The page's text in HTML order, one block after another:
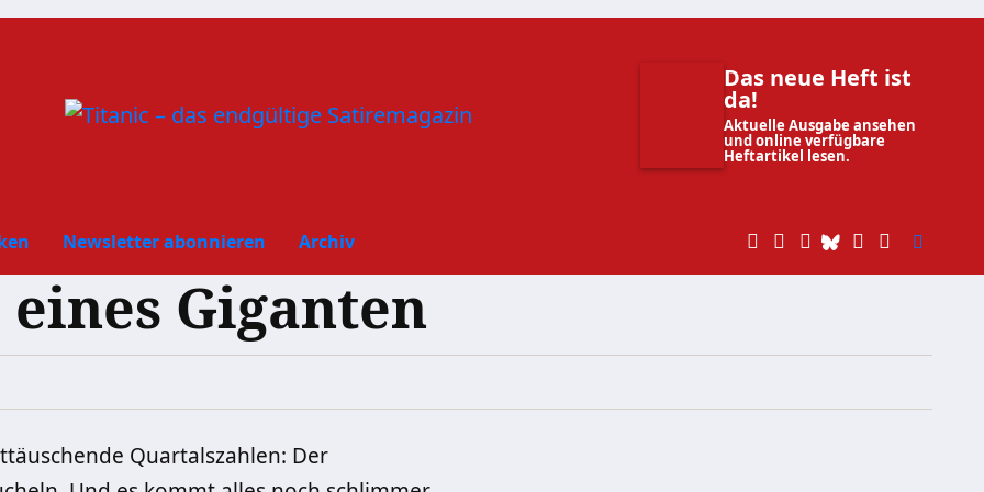
Das neue Heft ist
da!
Aktuelle Ausgabe ansehen
und online verfügbare
Heftartikel lesen.
Newsletter abonnieren Archiv
Giganten
Quartalszahlen: Der